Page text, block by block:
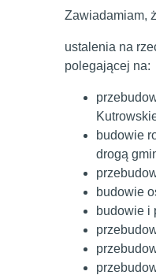
Zawiadamiam,
ustalenia na
polegającej na:
budowie
drogą
budowie
budowie i